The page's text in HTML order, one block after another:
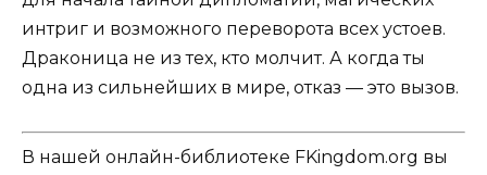
интриг и возможного переворота всех устоев.
Драконица не из тех, кто молчит. А когда ты
одна из сильнейших в мире, отказ — это вызов.
В нашей онлайн-библиотеке FKingdom.org вы